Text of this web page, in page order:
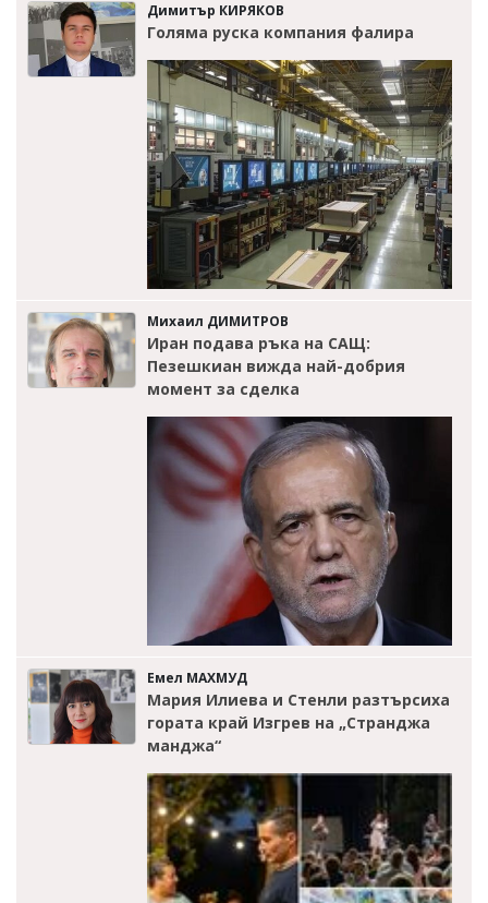
Димитър КИРЯКОВ
Голяма руска компания фалира
Михаил ДИМИТРОВ
Иран подава ръка на САЩ:
Пезешкиан вижда най-добрия
момент за сделка
Емел МАХМУД
Мария Илиева и Стенли разтърсиха
гората край Изгрев на „Странджа
манджа“